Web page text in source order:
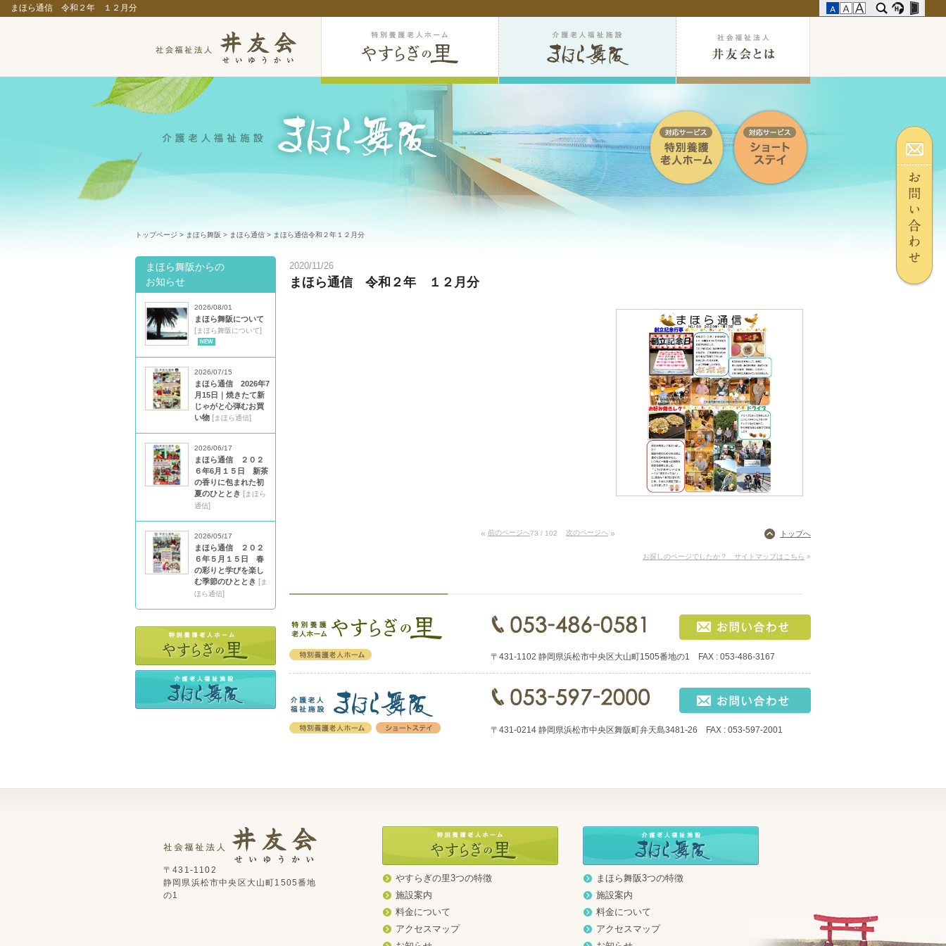
まほら通信 令和２年 １２月分
トップページ > まほら舞阪 > まほら通信 > まほら通信令和２年１２月分
2020/11/26
まほら通信 令和２年 １２月分
« 前のページへ73 / 102 次のページへ » トップへ
お探しのページでしたか？ サイトマップはこちら »
〒431-1102 静岡県浜松市中央区大山町1505番地の1 FAX : 053-486-3167
〒431-0214 静岡県浜松市中央区舞阪町弁天島3481-26 FAX : 053-597-2001
まほら舞阪からの
お知らせ
2026/08/01
まほら舞阪について
[まほら舞阪について]
NEW
2026/07/15
まほら通信 2026年7
月15日｜焼きたて新
じゃがと心弾むお買
い物 [まほら通信]
2026/06/17
まほら通信 ２０２
６年6月１５日 新茶
の香りに包まれた初
夏のひととき [まほら
通信]
2026/05/17
まほら通信 ２０２
６年５月１５日 春
の彩りと学びを楽し
む季節のひととき [ま
ほら通信]
〒431-1102
静岡県浜松市中央区大山町1505番地
の1
やすらぎの里3つの特徴
施設案内
料金について
アクセスマップ
まほら舞阪3つの特徴
施設案内
料金について
アクセスマップ